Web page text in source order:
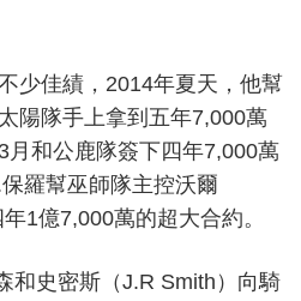
少佳績，2014年夏天，他幫
陽隊手上拿到五年7,000萬
月和公鹿隊簽下四年7,000萬
羅幫巫師隊主控沃爾
1億7,000萬的超大合約。
和史密斯（J.R Smith）向騎